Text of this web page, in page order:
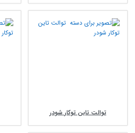
توالت تاین توکار شودر